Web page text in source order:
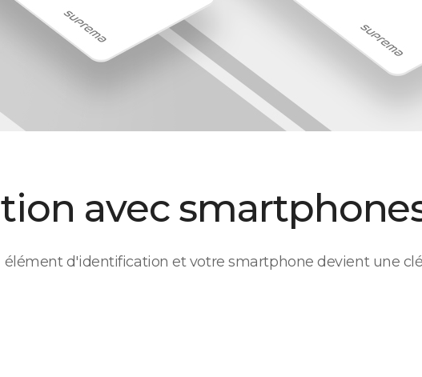
avec
d'identification et votre smartphone devient une